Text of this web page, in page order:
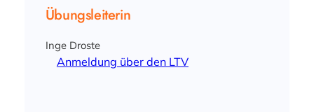
Übungsleiterin
Inge Droste
Anmeldung über den LTV